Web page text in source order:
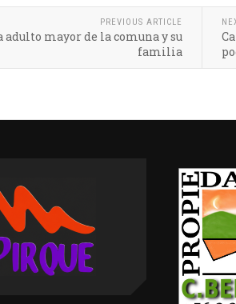
PREVIOUS ARTICLE
mayor de la comuna y su
familia